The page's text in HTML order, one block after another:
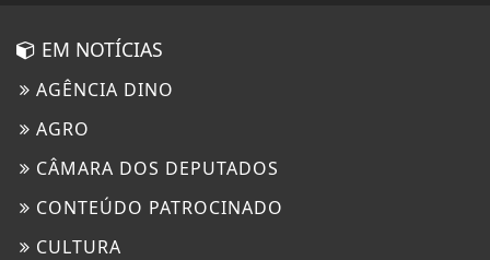
EM NOTÍCIAS
AGÊNCIA DINO
AGRO
CÂMARA DOS DEPUTADOS
CONTEÚDO PATROCINADO
CULTURA